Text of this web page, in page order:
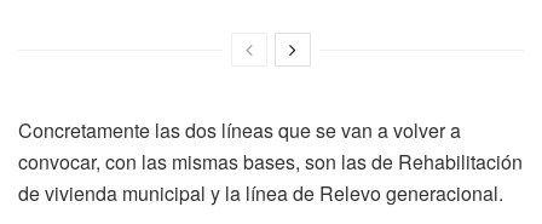
Concretamente las dos líneas que se van a volver a
convocar, con las mismas bases, son las de Rehabilitación
de vivienda municipal y la línea de Relevo generacional.